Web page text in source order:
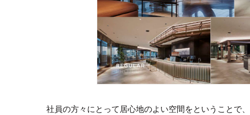
社員の方々にとって居心地のよい空間をということで